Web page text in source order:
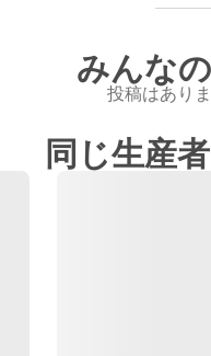
みんな
投稿はあり
同じ生産